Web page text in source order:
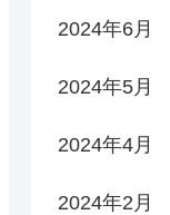
2024年6月
2024年5月
2024年4月
2024年2月